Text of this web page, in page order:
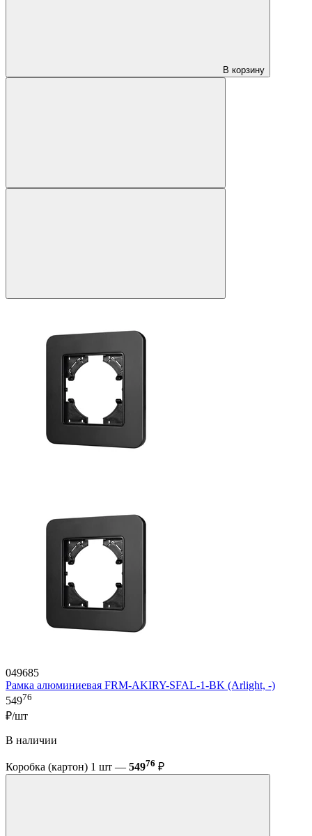
В корзину
049685
Рамка алюминиевая FRM-AKIRY-SFAL-1-BK (Arlight, -)
54976
₽/шт
В наличии
Коробка (картон) 1 шт — 54976 ₽